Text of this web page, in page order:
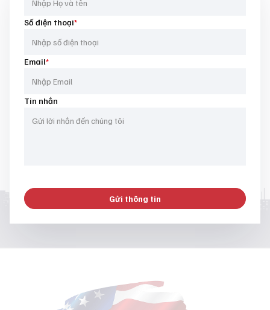
Số điện thoại*
Email*
Tin nhắn
Gửi thông tin